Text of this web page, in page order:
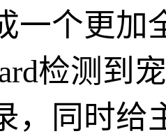
一个更加
检测到
，同时给